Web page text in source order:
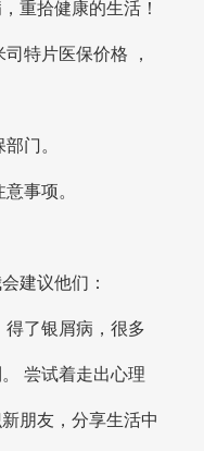
重拾健康的生活！
特片医保价格 ，
门。
事项。
建议他们：
得了银屑病，很多
尝试着走出心理
朋友，分享生活中